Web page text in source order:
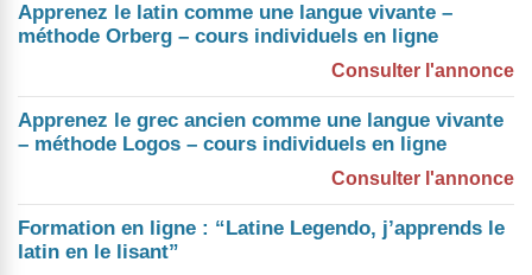
Apprenez le latin comme une langue vivante –
méthode Orberg – cours individuels en ligne
Consulter l'annonce
Apprenez le grec ancien comme une langue vivante
– méthode Logos – cours individuels en ligne
Consulter l'annonce
Formation en ligne : “Latine Legendo, j’apprends le
latin en le lisant”